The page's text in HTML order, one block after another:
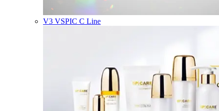
V3 VSPIC C Line